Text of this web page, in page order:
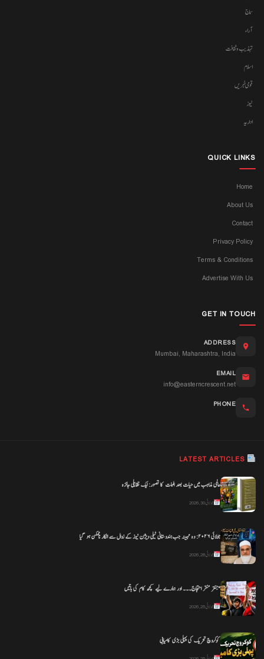
سماج
آراء
تہذیب وثقافت
اسلام
قومی خبریں
نیوز
اداریہ
QUICK LINKS
Home
About Us
Contact
Privacy Policy
Terms & Conditions
Advertise With Us
GET IN TOUCH
ADDRESS
Mumbai, Maharashtra, India
EMAIL
info@easterncrescent.net
PHONE
عالمی مذاہب میں حیات بعد الممات کا تصور: ایک تقابلی جائزہ
جولائی 30, 2026
جولائی ۲۰۲۶: وہ مہینہ جب ہندوستانی ٹیلی ویژن نیوز کے زوال سے انکار ناممکن ہو گیا
جولائی 28, 2026
*جنتر منتر احتجاج۔۔۔ اور ہمارے لیے کچھ کام کی باتیں
جولائی 25, 2026
کوکروچ تحریک کی پہلی بڑی کامیابی